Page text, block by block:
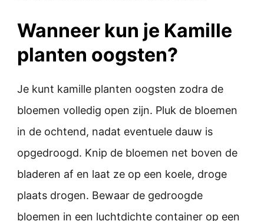
Wanneer kun je Kamille
planten oogsten?
Je kunt kamille planten oogsten zodra de
bloemen volledig open zijn. Pluk de bloemen
in de ochtend, nadat eventuele dauw is
opgedroogd. Knip de bloemen net boven de
bladeren af en laat ze op een koele, droge
plaats drogen. Bewaar de gedroogde
bloemen in een luchtdichte container op een